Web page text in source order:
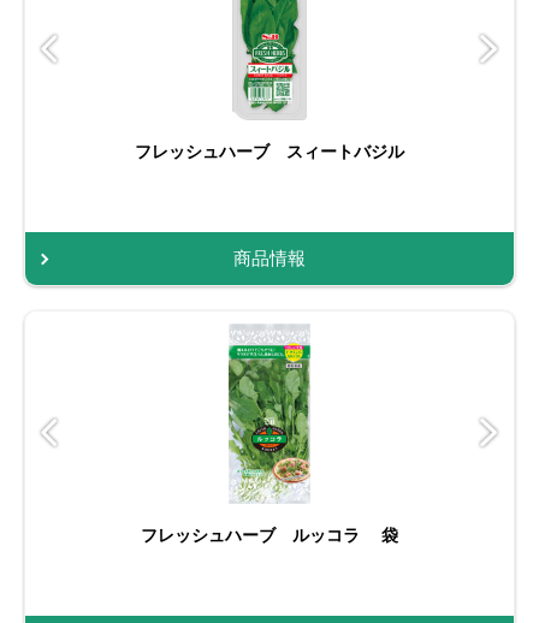
フレッシュハーブ スィートバジル
商品情報
フレッシュハーブ ルッコラ 袋